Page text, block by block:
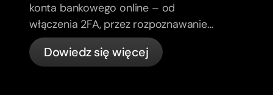
konta bankowego online – od
włączenia 2FA, przez rozpoznawanie
phishing, kontrolę kart, aż po to, co
bunq załatwia automatycznie.
Dowiedz się więcej